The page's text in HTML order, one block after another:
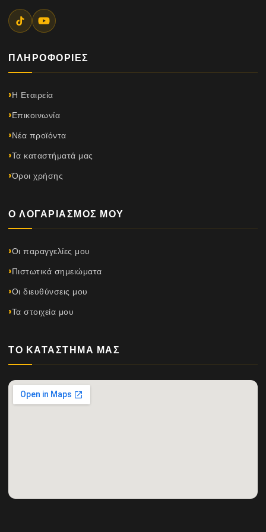
ΠΛΗΡΟΦΟΡΊΕΣ
Η Εταιρεία
Επικοινωνία
Νέα προϊόντα
Τα καταστήματά μας
Όροι χρήσης
Ο ΛΟΓΑΡΙΑΣΜΌΣ ΜΟΥ
Οι παραγγελίες μου
Πιστωτικά σημειώματα
Οι διευθύνσεις μου
Τα στοιχεία μου
ΤΟ ΚΑΤΆΣΤΗΜΆ ΜΑΣ